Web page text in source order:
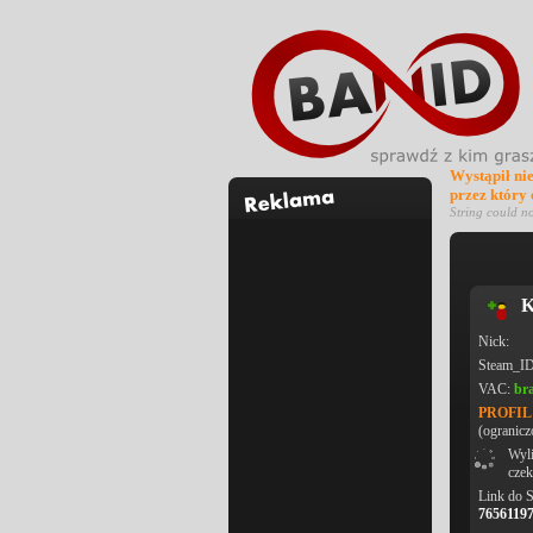
Wystąpił
przez który
String could
Nick:
VAC:
Link do